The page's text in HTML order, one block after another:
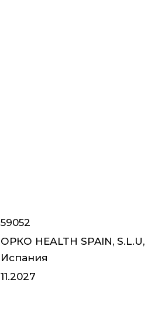
59052
ОРКО НЕАLTH SPAIN, S.L.U,
Испания
11.2027